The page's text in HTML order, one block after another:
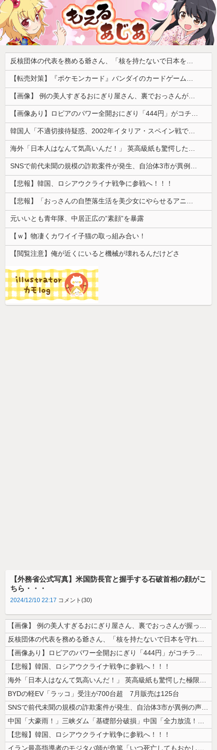
反核団体の代表を務める爺さん、「核を持たないで日本を守れますか」と中学生に詰問された結果……
【転売対策】『ポケモンカード』バンダイのカードゲームも転売対策にマイナンバー導入開始、今月から抽選販売に本人認証、公式大会にも「効果バツグン」
【画像】 例の美人すぎるおにぎり屋さん、裏でおっさんが握っていたｗｗｗｗｗｗｗｗｗｗｗｗｗｗｗｗｗ
【画像あり】ロピアのパワー全開おにぎり「444円」がコチラｗｗｗｗｗ
韓国人「不適切接待疑惑、2002年イタリア・スペイン戦で『韓国に奪われた』と欧州の大手メディアが一斉に報道！」
海外「日本人はなんて気高いんだ！」 英高級紙も驚愕した極限の中の日本人の姿に世界が衝撃
SNSで前代未聞の規模の詐欺案件が発生、自治体3市が異例の声明を発表して事実関係を全否定
【悲報】韓国、ロシアウクライナ戦争に参戦へ！！！
【悲報】「おっさんの自堕落生活を美少女にやらせるアニメ」、増えすぎてフェミにバレるｗｗｗｗ
元いいとも青年隊、中居正広の”素顔”を暴露
【ｗ】物凄くカワイイ子猫の取っ組み合い！
【閲覧注意】俺が近くにいると機械が壊れるんだけどさ
【外務省公式写真】米国防長官と握手する石破首相の顔がこ
ちら・・・
2024/12/10 22:17 コメント(30)
【画像】 例の美人すぎるおにぎり屋さん、裏でおっさんが握っていたｗｗｗ...
反核団体の代表を務める爺さん、「核を持たないで日本を守れますか」と中学...
【画像あり】ロピアのパワー全開おにぎり「444円」がコチラｗｗｗｗｗ
【悲報】韓国、ロシアウクライナ戦争に参戦へ！！！
海外「日本人はなんて気高いんだ！」 英高級紙も驚愕した極限の中の日本人...
BYDの軽EV「ラッコ」受注が700台超 7月販売は125台
SNSで前代未聞の規模の詐欺案件が発生、自治体3市が異例の声明を発表し...
中国「大豪雨！」三峡ダム「基礎部分破損」中国「全力放流！」台風13号「...
【悲報】韓国、ロシアウクライナ戦争に参戦へ！！！
イラン最高指導者のモジタバ師が危篤「いつ死亡してもおかしくない」…イラ...